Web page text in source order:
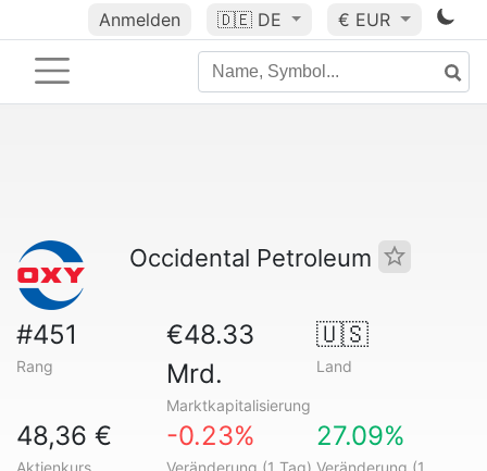
Anmelden 🇩🇪 DE € EUR
Occidental Petroleum
#451
Rang
€48.33
Mrd.
Marktkapitalisierung
🇺🇸
Land
48,36 €
Aktienkurs
-0.23%
Veränderung (1 Tag)
27.09%
Veränderung (1